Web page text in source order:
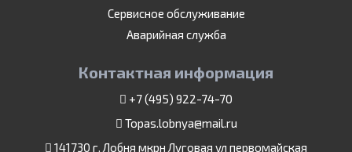
Сервисное обслуживание
Аварийная служба
Контактная информация
+7 (495) 922-74-70
Topas.lobnya@mail.ru
141730 г. Лобня мкрн Луговая ул первомайская